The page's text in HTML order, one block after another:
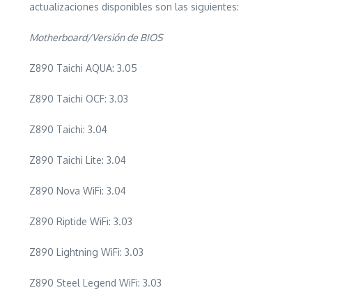
actualizaciones disponibles son las siguientes:
Motherboard/Versión de BIOS
Z890 Taichi AQUA: 3.05
Z890 Taichi OCF: 3.03
Z890 Taichi: 3.04
Z890 Taichi Lite: 3.04
Z890 Nova WiFi: 3.04
Z890 Riptide WiFi: 3.03
Z890 Lightning WiFi: 3.03
Z890 Steel Legend WiFi: 3.03